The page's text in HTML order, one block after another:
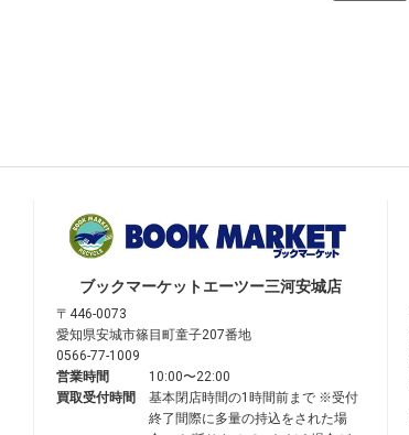
ブックマーケットエーツー三河安城店
〒446-0073
愛知県安城市篠目町童子207番地
0566-77-1009
営業時間
10:00〜22:00
買取受付時間
基本閉店時間の1時間前まで ※受付
終了間際に多量の持込をされた場